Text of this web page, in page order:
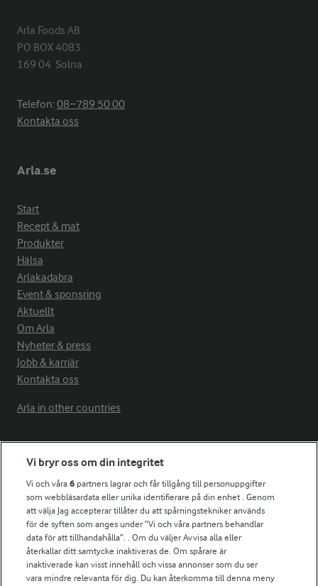
Arla Foods AB
PO BOX 4083
169 04  Solna
Telefon:08−789 50 00
Kontakta oss
Arla.se
Start
Recept & mat
Produkter
Hälsa
Arlakadabra
Event & sponsring
Aktuellt
Om Arla
Nyheter & press
Jobb & karriär
Kontakta oss
Arla in other countries
Fler Arlasajter
För ägare
Arlas kundportal
Arla.com
Falbygdens Ost
Arla webbshop
Bildbank
Vi bryr oss om din integritet
Vi och våra6 partners lagrar och får tillgång till personuppgifter
som webbläsardata eller unika identifierare på din enhet . Genom
att välja Jag accepterar tillåter du att spårningstekniker används
för de syften som anges under ”Vi och våra partners behandlar
data för att tillhandahålla”. . Om du väljer Avvisa alla eller
återkallar ditt samtycke inaktiveras de. Om spårare är
inaktiverade kan visst innehåll och vissa annonser som du ser
vara mindre relevanta för dig. Du kan återkomma till denna meny